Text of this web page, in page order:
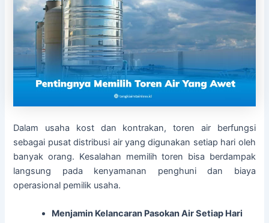
Dalam usaha kost dan kontrakan, toren air berfungsi
sebagai pusat distribusi air yang digunakan setiap hari oleh
banyak orang. Kesalahan memilih toren bisa berdampak
langsung pada kenyamanan penghuni dan biaya
operasional pemilik usaha.
Menjamin Kelancaran Pasokan Air Setiap Hari